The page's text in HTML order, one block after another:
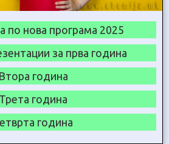
по нова програма 2025
за прва година
Втора година
Трета година
година